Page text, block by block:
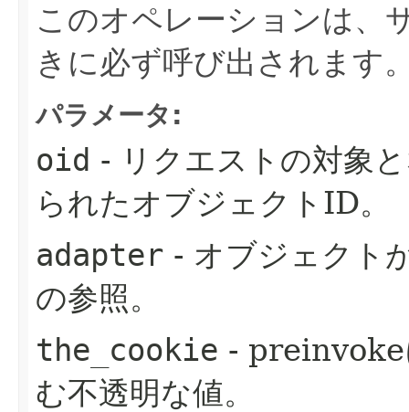
このオペレーションは、
きに必ず呼び出されます
パラメータ:
oid - リクエストの対象
られたオブジェクトID。
adapter - オブジェクト
の参照。
the_cookie - preinvoke
む不透明な値。